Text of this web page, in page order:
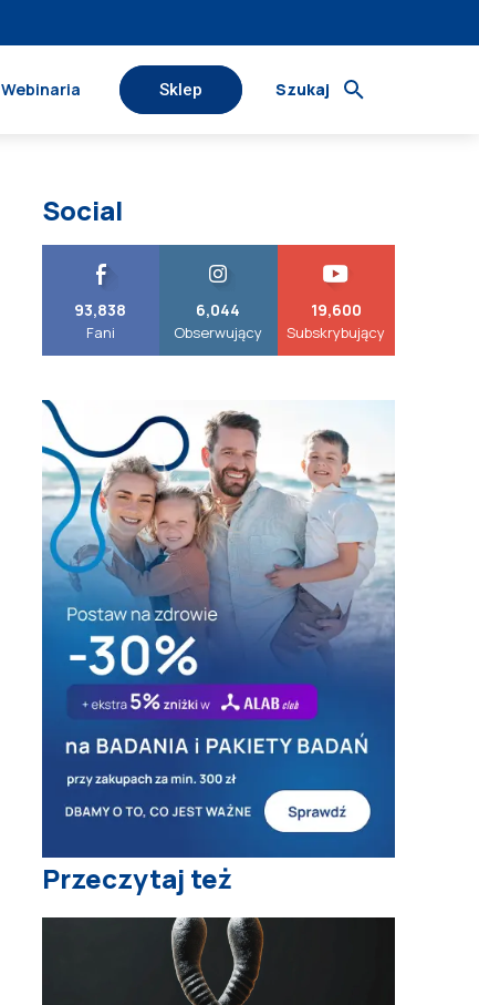
Szukaj
Webinaria Sklep
Social
93,838
Fani
6,044
Obserwujący
19,600
Subskrybujący
Przeczytaj też